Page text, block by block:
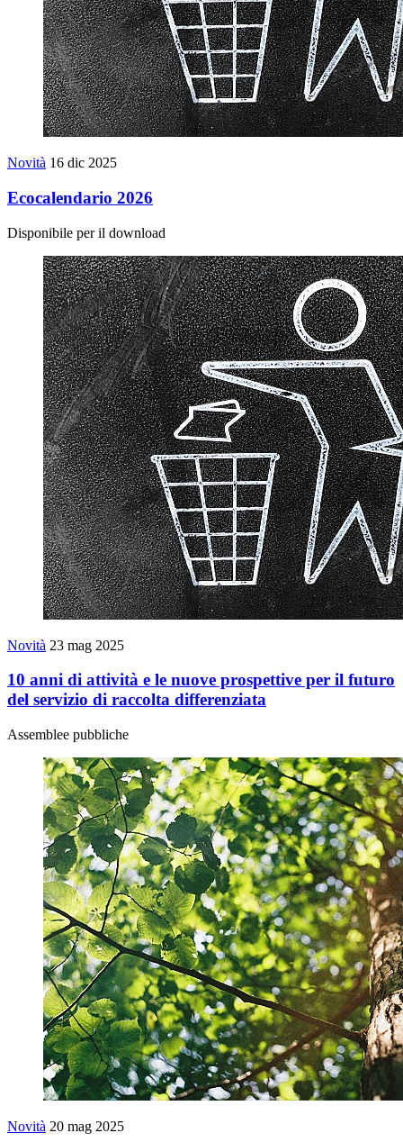
Novità 16 dic 2025
Ecocalendario 2026
Disponibile per il download
Novità 23 mag 2025
10 anni di attività e le nuove prospettive per il futuro
del servizio di raccolta differenziata
Assemblee pubbliche
Novità 20 mag 2025